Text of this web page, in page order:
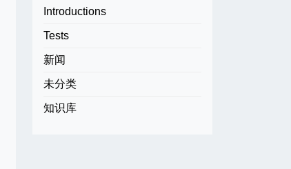
Introductions
Tests
新闻
未分类
知识库